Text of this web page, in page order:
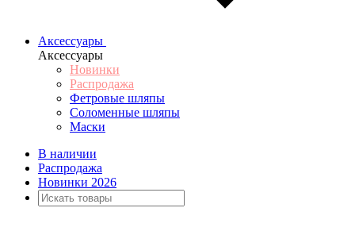
Аксессуары
Аксессуары
Новинки
Распродажа
Фетровые шляпы
Соломенные шляпы
Маски
В наличии
Распродажа
Новинки 2026